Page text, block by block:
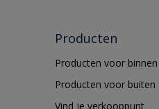
Producten
Producten voor binnen
Producten voor buiten
Vind je verkooppunt